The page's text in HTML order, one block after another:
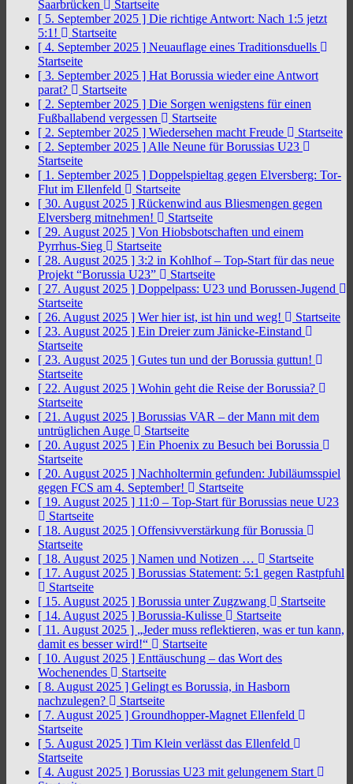
Saarbrücken
Startseite
[ 5. September 2025 ] Die richtige Antwort: Nach 1:5 jetzt
5:1!
Startseite
[ 4. September 2025 ] Neuauflage eines Traditionsduells
Startseite
[ 3. September 2025 ] Hat Borussia wieder eine Antwort
parat?
Startseite
[ 2. September 2025 ] Die Sorgen wenigstens für einen
Fußballabend vergessen
Startseite
[ 2. September 2025 ] Wiedersehen macht Freude
Startseite
[ 2. September 2025 ] Alle Neune für Borussias U23
Startseite
[ 1. September 2025 ] Doppelspieltag gegen Elversberg: Tor-
Flut im Ellenfeld
Startseite
[ 30. August 2025 ] Rückenwind aus Bliesmengen gegen
Elversberg mitnehmen!
Startseite
[ 29. August 2025 ] Von Hiobsbotschaften und einem
Pyrrhus-Sieg
Startseite
[ 28. August 2025 ] 3:2 in Kohlhof – Top-Start für das neue
Projekt “Borussia U23”
Startseite
[ 27. August 2025 ] Doppelpass: U23 und Borussen-Jugend
Startseite
[ 26. August 2025 ] Wer hier ist, ist hin und weg!
Startseite
[ 23. August 2025 ] Ein Dreier zum Jänicke-Einstand
Startseite
[ 23. August 2025 ] Gutes tun und der Borussia guttun!
Startseite
[ 22. August 2025 ] Wohin geht die Reise der Borussia?
Startseite
[ 21. August 2025 ] Borussias VAR – der Mann mit dem
untrüglichen Auge
Startseite
[ 20. August 2025 ] Ein Phoenix zu Besuch bei Borussia
Startseite
[ 20. August 2025 ] Nachholtermin gefunden: Jubiläumsspiel
gegen FCS am 4. September!
Startseite
[ 19. August 2025 ] 11:0 – Top-Start für Borussias neue U23
Startseite
[ 18. August 2025 ] Offensivverstärkung für Borussia
Startseite
[ 18. August 2025 ] Namen und Notizen …
Startseite
[ 17. August 2025 ] Borussias Statement: 5:1 gegen Rastpfuhl
Startseite
[ 15. August 2025 ] Borussia unter Zugzwang
Startseite
[ 14. August 2025 ] Borussia-Kulisse
Startseite
[ 11. August 2025 ] „Jeder muss reflektieren, was er tun kann,
damit es besser wird!“
Startseite
[ 10. August 2025 ] Enttäuschung – das Wort des
Wochenendes
Startseite
[ 8. August 2025 ] Gelingt es Borussia, in Hasborn
nachzulegen?
Startseite
[ 7. August 2025 ] Groundhopper-Magnet Ellenfeld
Startseite
[ 5. August 2025 ] Tim Klein verlässt das Ellenfeld
Startseite
[ 4. August 2025 ] Borussias U23 mit gelungenem Start